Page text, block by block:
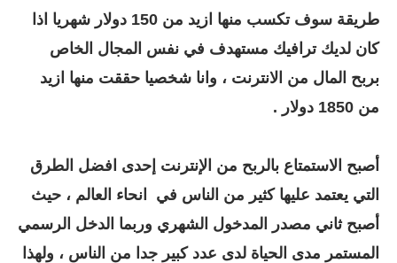
طريقة سوف تكسب منها ازيد من 150 دولار شهريا اذا
كان لديك ترافيك مستهدف في نفس المجال الخاص
بربح المال من الانترنت ، وانا شخصيا حققت منها ازيد
من 1850 دولار .
أصبح الاستمتاع بالربح من الإنترنت إحدى افضل الطرق
التي يعتمد عليها كثير من الناس في انحاء العالم ، حيث
أصبح ثاني مصدر المدخول الشهري وربما الدخل الرسمي
المستمر مدى الحياة لدى عدد كبير جدا من الناس ، ولهذا